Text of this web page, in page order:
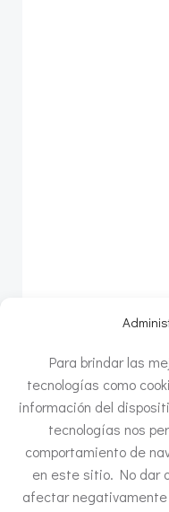
Para brindar las
tecnologías como
información del
tecnologías nos
comportamiento de
en este sitio. No dar
afectar
Este sitio usa
cómo se procesan los